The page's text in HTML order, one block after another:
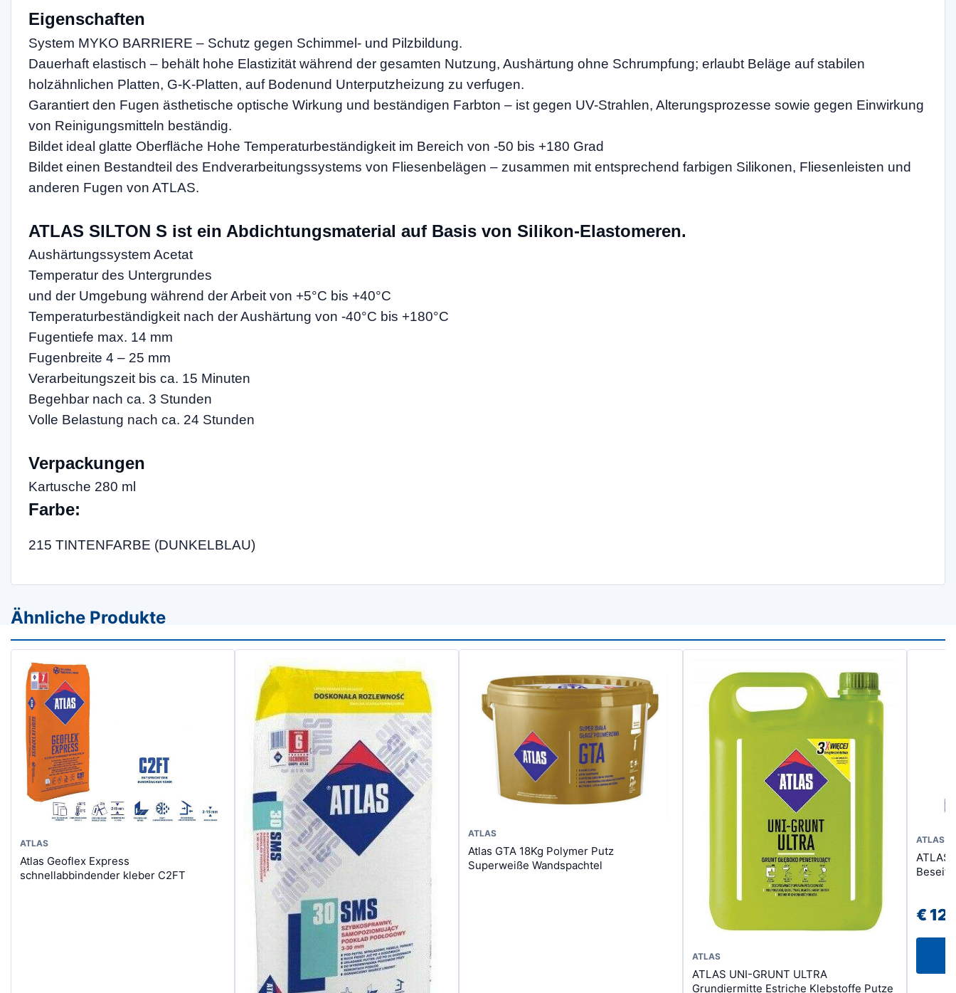
Eigenschaften
System MYKO BARRIERE – Schutz gegen Schimmel- und Pilzbildung.
Dauerhaft elastisch – behält hohe Elastizität während der gesamten Nutzung, Aushärtung ohne Schrumpfung; erlaubt Beläge auf stabilen
holzähnlichen Platten, G-K-Platten, auf Bodenund Unterputzheizung zu verfugen.
Garantiert den Fugen ästhetische optische Wirkung und beständigen Farbton – ist gegen UV-Strahlen, Alterungsprozesse sowie gegen Einwirkung
von Reinigungsmitteln beständig.
Bildet ideal glatte Oberfläche Hohe Temperaturbeständigkeit im Bereich von -50 bis +180 Grad
Bildet einen Bestandteil des Endverarbeitungssystems von Fliesenbelägen – zusammen mit entsprechend farbigen Silikonen, Fliesenleisten und
anderen Fugen von ATLAS.
ATLAS SILTON S ist ein Abdichtungsmaterial auf Basis von Silikon-Elastomeren.
Aushärtungssystem Acetat
Temperatur des Untergrundes
und der Umgebung während der Arbeit von +5°C bis +40°C
Temperaturbeständigkeit nach der Aushärtung von -40°C bis +180°C
Fugentiefe max. 14 mm
Fugenbreite 4 – 25 mm
Verarbeitungszeit bis ca. 15 Minuten
Begehbar nach ca. 3 Stunden
Volle Belastung nach ca. 24 Stunden
Verpackungen
Kartusche 280 ml
Farbe:
215 TINTENFARBE (DUNKELBLAU)
Ähnliche Produkte
ATLAS
Atlas Geoflex Express
schnellabbindender kleber C2FT
Dieses
Produkt
weist
ATLAS
Atlas GTA 18Kg Polymer Putz
Superweiße Wandspachtel
Dieses
Produkt
weist
ATLAS
ATLAS UNI-GRUNT ULTRA
Grundiermitte Estriche Klebstoffe Putze
Dieses
Produkt
ATLAS
ATLAS
€